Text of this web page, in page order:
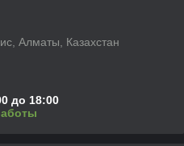
Алматы, Казахстан
до 18:00